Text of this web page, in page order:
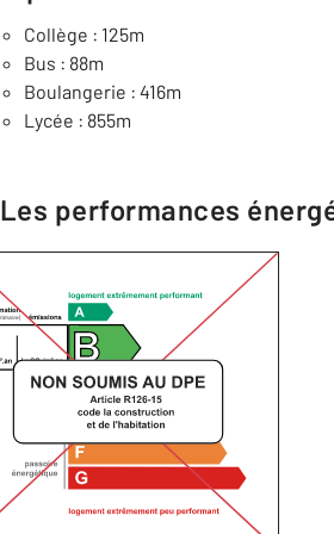
Collège : 125m
Bus : 88m
Boulangerie : 416m
Lycée : 855m
Les performances